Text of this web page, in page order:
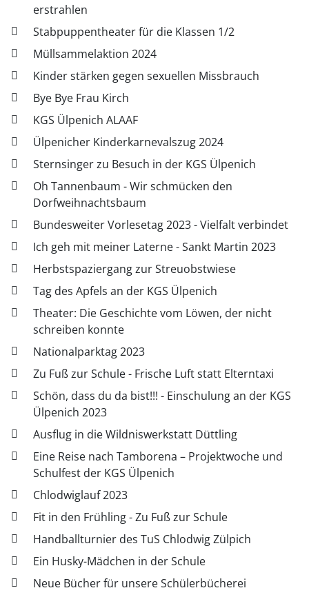
erstrahlen
Stabpuppentheater für die Klassen 1/2
Müllsammelaktion 2024
Kinder stärken gegen sexuellen Missbrauch
Bye Bye Frau Kirch
KGS Ülpenich ALAAF
Ülpenicher Kinderkarnevalszug 2024
Sternsinger zu Besuch in der KGS Ülpenich
Oh Tannenbaum - Wir schmücken den
Dorfweihnachtsbaum
Bundesweiter Vorlesetag 2023 - Vielfalt verbindet
Ich geh mit meiner Laterne - Sankt Martin 2023
Herbstspaziergang zur Streuobstwiese
Tag des Apfels an der KGS Ülpenich
Theater: Die Geschichte vom Löwen, der nicht
schreiben konnte
Nationalparktag 2023
Zu Fuß zur Schule - Frische Luft statt Elterntaxi
Schön, dass du da bist!!! - Einschulung an der KGS
Ülpenich 2023
Ausflug in die Wildniswerkstatt Düttling
Eine Reise nach Tamborena – Projektwoche und
Schulfest der KGS Ülpenich
Chlodwiglauf 2023
Fit in den Frühling - Zu Fuß zur Schule
Handballturnier des TuS Chlodwig Zülpich
Ein Husky-Mädchen in der Schule
Neue Bücher für unsere Schülerbücherei